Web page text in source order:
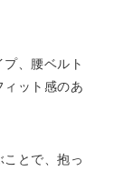
、腰ベルト
ィット感のあ
とで、抱っ